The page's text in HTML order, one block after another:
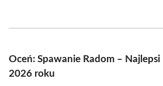
Oceń: Spawanie Radom –
2026 roku